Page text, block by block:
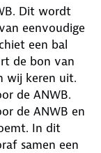
Dit wordt
eenvoudige
een bal
de bon van
wij keren uit.
de ANWB.
de ANWB en
In dit
samen een